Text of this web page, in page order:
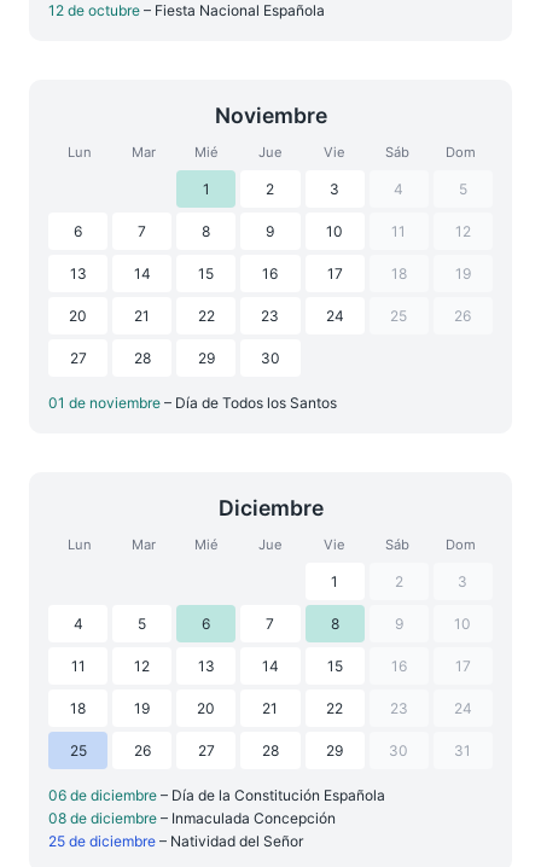
12 de octubre – Fiesta Nacional Española
Noviembre
Lun Mar Mié Jue Vie Sáb Dom
1 2 3 4 5
6 7 8 9 10 11 12
13 14 15 16 17 18 19
20 21 22 23 24 25 26
27 28 29 30
01 de noviembre – Día de Todos los Santos
Diciembre
Lun Mar Mié Jue Vie Sáb Dom
1 2 3
4 5 6 7 8 9 10
11 12 13 14 15 16 17
18 19 20 21 22 23 24
25 26 27 28 29 30 31
06 de diciembre – Día de la Constitución Española
08 de diciembre – Inmaculada Concepción
25 de diciembre – Natividad del Señor